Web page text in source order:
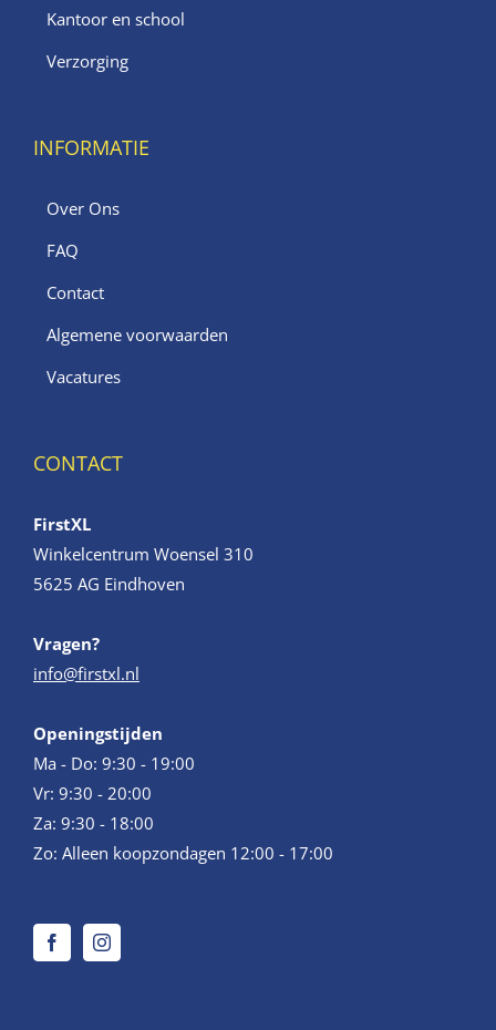
Kantoor en school
Verzorging
INFORMATIE
Over Ons
FAQ
Contact
Algemene voorwaarden
Vacatures
CONTACT
FirstXL
Winkelcentrum Woensel 310
5625 AG Eindhoven
Vragen?
info@firstxl.nl
Openingstijden
Ma - Do: 9:30 - 19:00
Vr: 9:30 - 20:00
Za: 9:30 - 18:00
Zo: Alleen koopzondagen 12:00 - 17:00